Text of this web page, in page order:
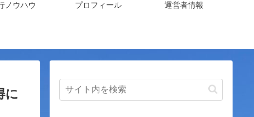
ノウハウ プロフィール 運営者情報
に